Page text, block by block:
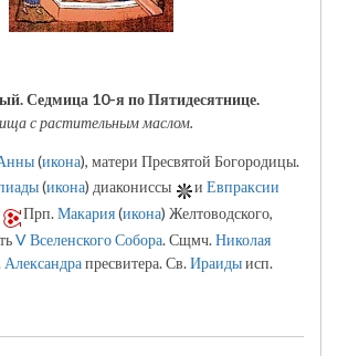
Седмица 10-я по Пятидесятнице.
с растительным маслом.
(икона), матери Пресвятой Богородицы.
(икона) диакониссы и Евпраксии
Прп.Макария(икона) Желтоводского,
V Вселенского Собора. Сщмч.Николая
Александрапресвитера. Св.Ираидыисп.